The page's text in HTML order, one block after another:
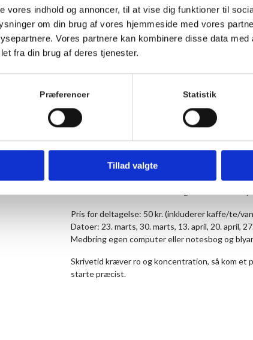
vores indhold og annoncer, til at vise dig funktioner til
om din brug af vores hjemmeside med vores
Vores partnere kan kombinere disse data
fra din brug af deres tjenester.
Præferencer Statistik
Tillad valgte
Vil du gerne i gang med at skrive, eller er du
Måske er det et arbejdsprojekt, du har brug
LinkedIn-opslag eller en bog, du drømmer om
arbejder på. Måske ikke. Det vigtigste er, at du
dig bedst.
Karin indleder med en kort afspænding og
gange 45 minutter og holdt 15 minutters pause.
Vi skriver sammen hver mandag kl. 16.00-18.00
Pris for deltagelse: 50 kr. (inkluderer kaffe/te/
Datoer: 23. marts, 30. marts, 13. april, 20. april,
Medbring egen computer eller notesbog og
Skrivetid kræver ro og koncentration, så kom et
starte præcist.